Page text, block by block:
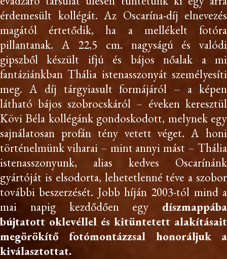
érdemesült kollégát. Az Oscarína-díj elnevezés
magától értetődik, ha a mellékelt fotóra
pillantanak. A 22,5 cm. nagyságú és valódi
gipszből készült ifjú és bájos nőalak a mi
fantáziánkban Thália istenasszonyát személyesíti
meg. A díj tárgyiasult formájáról – a képen
látható bájos szobrocskáról – éveken keresztül
Kövi Béla kollégánk gondoskodott, melynek egy
sajnálatosan profán tény vetett véget. A honi
történelmünk viharai – mint annyi mást – Thália
istenasszonyunk, alias kedves Oscarínánk
gyártóját is elsodorta, lehetetlenné téve a szobor
további beszerzését. Jobb híján 2003-tól mind a
mai napig kezdődően egy díszmappába
bújtatott oklevéllel és kitüntetett alakításait
megörökítő fotómontázzsal honoráljuk a
kiválasztottat.